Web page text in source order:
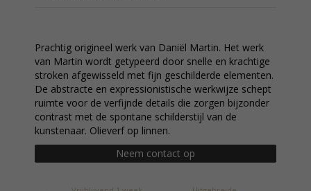
Prachtig origineel werk van Daniël Martin. Het werk
van Martin wordt getypeerd door snelle en krachtige
stroken afgewisseld met fijn geschilderde elementen.
De abstracte en expressionistische werkwijze schept
ruimte voor de verfijnde details die zorgen bijzonder
contrast met de spontane schilderstijl van de
kunstenaar. Olieverf op linnen.
Neem contact op